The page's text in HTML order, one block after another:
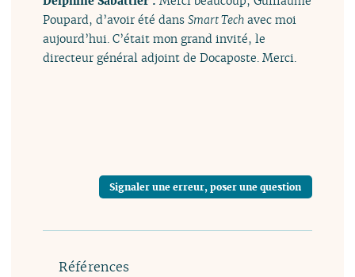
Poupard, d’avoir été dansSmart Tech avec moi
aujourd’hui. C’était mon grand invité, le
directeur général adjoint de Docaposte. Merci.
Signaler une erreur, poser une question
Références